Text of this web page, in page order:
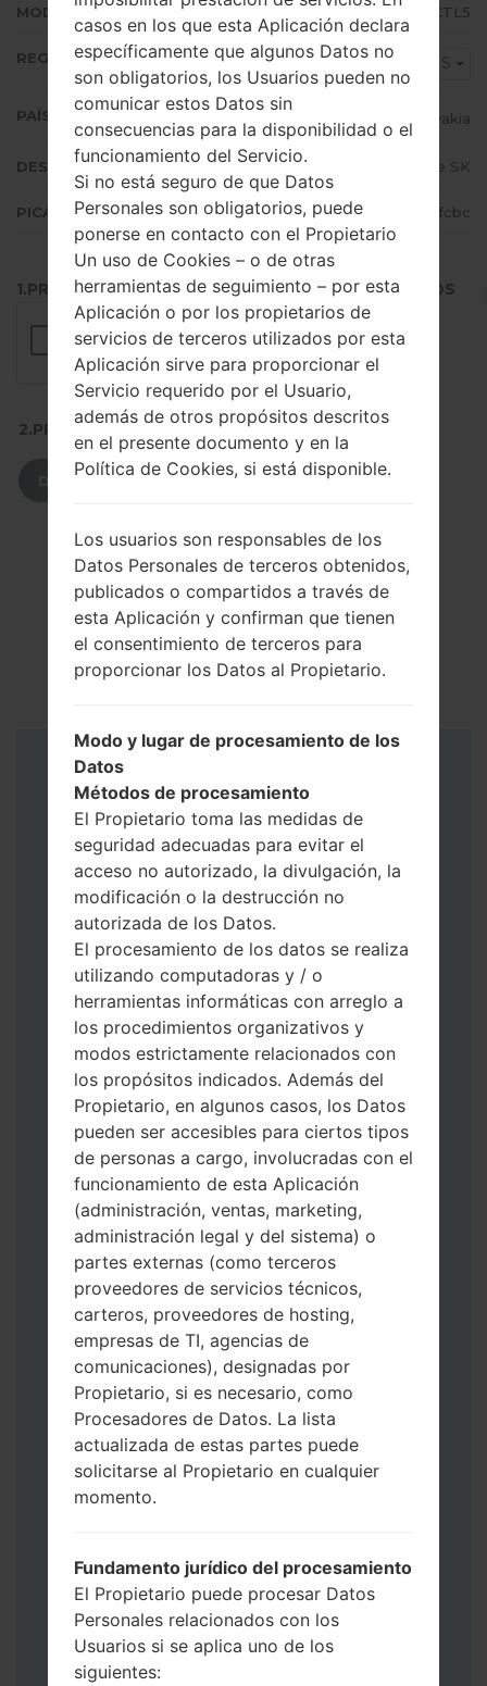
MODEM/CP VERSIÓN N986BXXU1CTL5
REGIÓN TMS
PAÍS (UN/EL PAÍS) Slovakia
DESCRIPCIÓN T-Mobile SK
PICADILLO 5730233067d14a41c02fbaa4b48ffcbc
1.PRESIONE EL BOTÓN PARA CARGAR LOS ARCHIVOS
2.PRESIONE PARA DESCARGAR
DESCARGAR
Instrucciones
Descargue a su PC: la última versión de
Odin 3.
A continuación, extraiga el archivo de
firmware.
Debe obtener 1 (si es archivo 1, elíjalo aquí)
o 5 (si es archivo 5, selecciónelo aquí):
AP: "Sistema y Recuperación"
CP: "Módem y Radio"
CSC _ ***: "País y región y operador"
HOME_CSC _ ***: "País y regióny
operador"
Agregue todos los archivos a Odin 3.
Si desea hacer clean flash, use CSC _ *** o
use HOME_CSC _ *** para mantener sus
datos y aplicaciones.
métodos:
Presione y mantenga presionados la
tecla de Encendido, el botón de Subir
volumen y la tecla de Bixby.
Presione y mantenga presionadas las
casos en los que esta Aplicación declara
específicamente que algunos Datos no
son obligatorios, los Usuarios pueden no
comunicar estos Datos sin
consecuencias para la disponibilidad o el
funcionamiento del Servicio.
Si no está seguro de que Datos
Personales son obligatorios, puede
ponerse en contacto con el Propietario
Un uso de Cookies – o de otras
herramientas de seguimiento – por esta
Aplicación o por los propietarios de
servicios de terceros utilizados por esta
Aplicación sirve para proporcionar el
Servicio requerido por el Usuario,
además de otros propósitos descritos
en el presente documento y en la
Política de Cookies, si está disponible.
Los usuarios son responsables de los
Datos Personales de terceros obtenidos,
publicados o compartidos a través de
esta Aplicación y confirman que tienen
el consentimiento de terceros para
proporcionar los Datos al Propietario.
Modo y lugar de procesamiento de los
Datos
Métodos de procesamiento
El Propietario toma las medidas de
seguridad adecuadas para evitar el
acceso no autorizado, la divulgación, la
modificación o la destrucción no
autorizada de los Datos.
El procesamiento de los datos se realiza
utilizando computadoras y / o
herramientas informáticas con arreglo a
los procedimientos organizativos y
modos estrictamente relacionados con
los propósitos indicados. Además del
Propietario, en algunos casos, los Datos
pueden ser accesibles para ciertos tipos
de personas a cargo, involucradas con el
funcionamiento de esta Aplicación
(administración, ventas, marketing,
administración legal y del sistema) o
partes externas (como terceros
proveedores de servicios técnicos,
carteros, proveedores de hosting,
empresas de TI, agencias de
comunicaciones), designadas por
Propietario, si es necesario, como
Procesadores de Datos. La lista
actualizada de estas partes puede
solicitarse al Propietario en cualquier
momento.
Fundamento jurídico del procesamiento
El Propietario puede procesar Datos
Personales relacionados con los
Usuarios si se aplica uno de los
siguientes: